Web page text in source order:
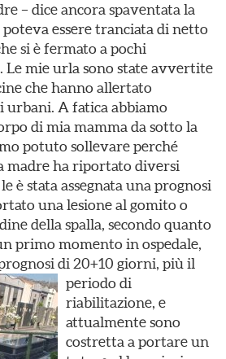
– dice ancora spaventata la
essere tranciata di netto
si è fermato a pochi
mie urla sono state avvertite
che hanno allertato
urbani. A fatica abbiamo
di mia mamma da sotto la
potuto sollevare perché
madre ha riportato diversi
è stata assegnata una prognosi
una lesione al gomito o
della spalla, secondo quanto
primo momento in ospedale,
di 20+10 giorni, più il
periodo di
riabilitazione, e
attualmente sono
costretta a portare un